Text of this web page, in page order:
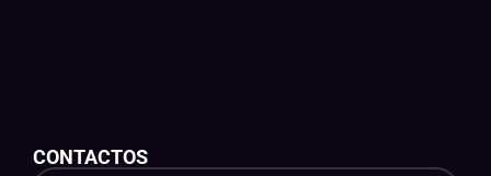
CONTACTOS